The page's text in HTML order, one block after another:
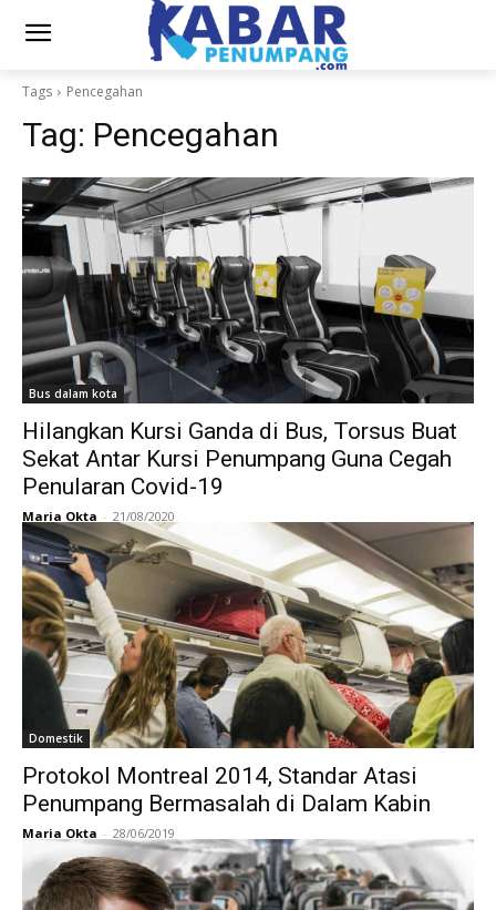
Tags Pencegahan
Tag: Pencegahan
Bus dalam kota
Hilangkan Kursi Ganda di Bus, Torsus Buat
Sekat Antar Kursi Penumpang Guna Cegah
Penularan Covid-19
Maria Okta - 21/08/2020
Domestik
Protokol Montreal 2014, Standar Atasi
Penumpang Bermasalah di Dalam Kabin
Maria Okta - 28/06/2019